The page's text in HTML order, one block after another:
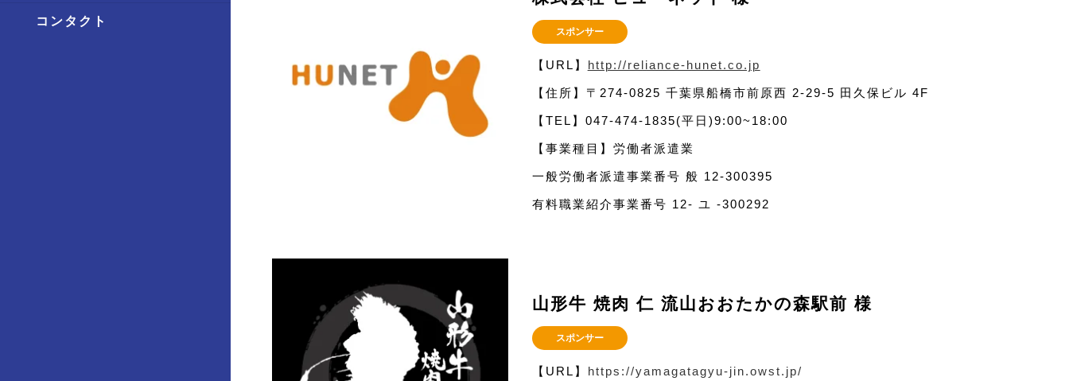
コンタクト
スポンサー
【URL】 http://reliance-hunet.co.jp
【住所】〒274-0825 千葉県船橋市前原西 2-29-5 田久保ビル 4F
【TEL】047-474-1835(平日)9:00~18:00
【事業種目】労働者派遣業
一般労働者派遣事業番号 般 12-300395
有料職業紹介事業番号 12- ユ -300292
山形牛 焼肉 仁 流山おおたかの森駅前 様
スポンサー
【URL】 https://yamagatagyu-jin.owst.jp/